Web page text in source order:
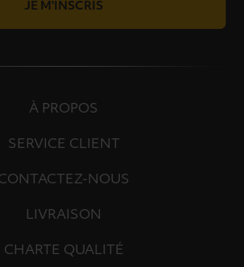
JE M'INSCRIS
À PROPOS
SERVICE CLIENT
NOUS
LIVRAISON
CHARTE QUALITÉ